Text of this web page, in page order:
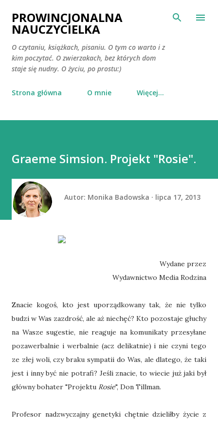
Przejdź do głównej zawartości
PROWINCJONALNA
NAUCZYCIELKA
O czytaniu, książkach, pisaniu. O tym co warto i z
kim poczytać. O zwierzakach, bez których dom
staje się nudny. O życiu, po prostu:)
Strona główna O mnie Więcej…
Graeme Simsion. Projekt "Rosie".
Autor: Monika Badowska lipca 17, 2013
Wydane przez
Wydawnictwo Media Rodzina
Znacie kogoś, kto jest uporządkowany tak, że nie tylko
budzi w Was zazdrość, ale aż niechęć? Kto pozostaje głuchy
na Wasze sugestie, nie reaguje na komunikaty przesyłane
pozawerbalnie i werbalnie (acz delikatnie) i nie czyni tego
ze złej woli, czy braku sympatii do Was, ale dlatego, że taki
jest i inny być nie potrafi? Jeśli znacie, to wiecie już jaki był
główny bohater "Projektu Rosie", Don Tillman.
Profesor nadzwyczajny genetyki chętnie dzieliłby życie z